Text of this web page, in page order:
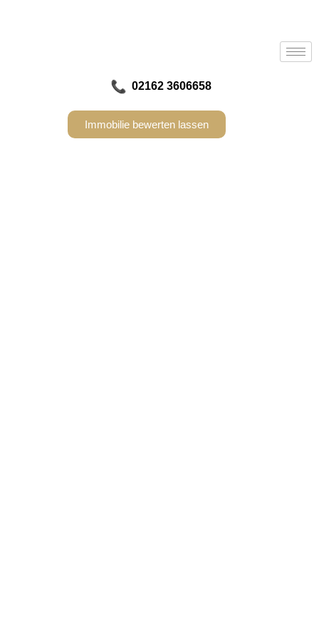
02162 3606658
Immobilie bewerten lassen